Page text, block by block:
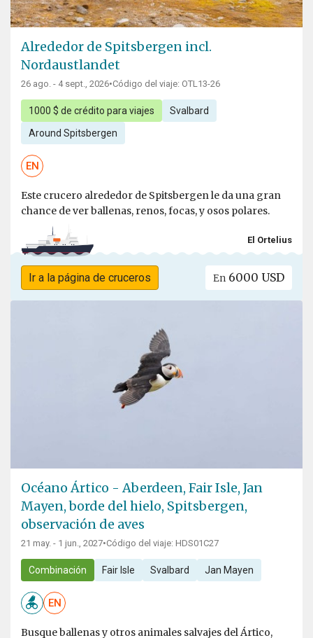
Alrededor de Spitsbergen incl.
Nordaustlandet
26 ago. - 4 sept., 2026•Código del viaje: OTL13-26
1000 $ de crédito para viajes Svalbard
Around Spitsbergen
EN
Este crucero alrededor de Spitsbergen le da una gran
chance de ver ballenas, renos, focas, y osos polares.
El Ortelius
Ir a la página de cruceros En 6000 USD
Océano Ártico - Aberdeen, Fair Isle, Jan
Mayen, borde del hielo, Spitsbergen,
observación de aves
21 may. - 1 jun., 2027•Código del viaje: HDS01C27
Combinación Fair Isle Svalbard Jan Mayen
EN
Busque ballenas y otros animales salvajes del Ártico,